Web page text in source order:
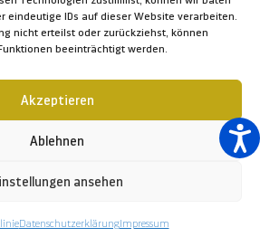
eindeutige IDs auf dieser Website verarbeiten.
nicht erteilst oder zurückziehst, können
beeinträchtigt werden.
Akzeptieren
Ablehnen
ansehen
DatenschutzerklärungImpressum
rostock.de
Rostock GmbH